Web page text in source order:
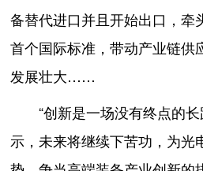
备替代进口并且开始出口，牵
首个国际标准，带动产业链供
发展壮大……
“创新是一场没有终点的长
示，未来将继续下苦功，为光